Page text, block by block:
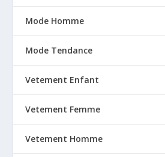
Mode Homme
Mode Tendance
Vetement Enfant
Vetement Femme
Vetement Homme